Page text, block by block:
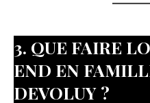
3. QUE FAIRE
END EN
DEVOLUY ?